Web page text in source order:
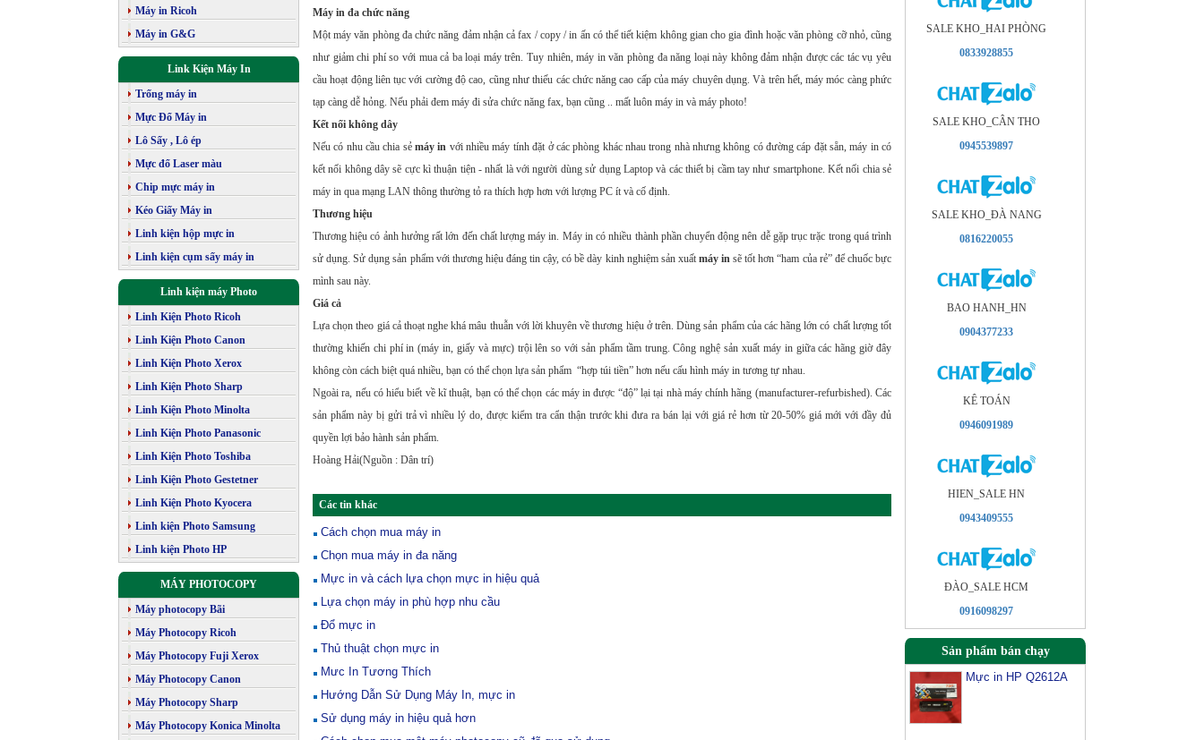
Máy in Ricoh
Máy in G&G
Link Kiện Máy In
Trống máy in
Mực Đổ Máy in
Lô Sấy , Lô ép
Mực đổ Laser màu
Chip mực máy in
Kéo Giấy Máy in
Linh kiện hộp mực in
Linh kiện cụm sấy máy in
Linh kiện máy Photo
Linh Kiện Photo Ricoh
Linh Kiện Photo Canon
Linh Kiện Photo Xerox
Linh Kiện Photo Sharp
Linh Kiện Photo Minolta
Linh Kiện Photo Panasonic
Linh Kiện Photo Toshiba
Linh Kiện Photo Gestetner
Linh Kiện Photo Kyocera
Linh kiện Photo Samsung
Linh kiện Photo HP
MÁY PHOTOCOPY
Máy photocopy Bãi
Máy Photocopy Ricoh
Máy Photocopy Fuji Xerox
Máy Photocopy Canon
Máy Photocopy Sharp
Máy Photocopy Konica Minolta
Máy in đa chức năng
Một máy văn phòng đa chức năng đảm nhận cả fax / copy / in ấn có thể tiết kiệm không gian cho gia đình hoặc văn phòng cỡ nhỏ, cũng
như giảm chi phí so với mua cả ba loại máy trên. Tuy nhiên, máy in văn phòng đa năng loại này không đảm nhận được các tác vụ yêu
cầu hoạt động liên tục với cường độ cao, cũng như thiếu các chức năng cao cấp của máy chuyên dụng. Và trên hết, máy móc càng phức
tạp càng dễ hỏng. Nếu phải đem máy đi sửa chức năng fax, bạn cũng .. mất luôn máy in và máy photo!
Kết nối không dây
Nếu có nhu cầu chia sẻmáy in với nhiều máy tính đặt ở các phòng khác nhau trong nhà nhưng không có đường cáp đặt sẵn, máy in có
kết nối không dây sẽ cực kì thuận tiện - nhất là với người dùng sử dụng Laptop và các thiết bị cầm tay như smartphone. Kết nối chia sẻ
máy in qua mạng LAN thông thường tỏ ra thích hợp hơn với lượng PC ít và cố định.
Thương hiệu
Thương hiệu có ảnh hưởng rất lớn đến chất lượng máy in. Máy in có nhiều thành phần chuyển động nên dễ gặp trục trặc trong quá trình
sử dụng. Sử dụng sản phẩm với thương hiệu đáng tin cậy, có bề dày kinh nghiệm sản xuất máy in sẽ tốt hơn “ham của rẻ” để chuốc bực
mình sau này.
Giá cả
Lựa chọn theo giá cả thoạt nghe khá mâu thuẫn với lời khuyên về thương hiệu ở trên. Dùng sản phẩm của các hãng lớn có chất lượng tốt
thường khiến chi phí in (máy in, giấy và mực) trội lên so với sản phẩm tầm trung. Công nghệ sản xuất máy in giữa các hãng giờ đây
không còn cách biệt quá nhiều, bạn có thể chọn lựa sản phẩm “hợp túi tiền” hơn nếu cấu hình máy in tương tự nhau.
Ngoài ra, nếu có hiểu biết về kĩ thuật, bạn có thể chọn các máy in được “độ” lại tại nhà máy chính hãng (manufacturer-refurbished). Các
sản phẩm này bị gửi trả vì nhiều lý do, được kiểm tra cẩn thận trước khi đưa ra bán lại với giá rẻ hơn từ 20-50% giá mới với đầy đủ
quyền lợi bảo hành sản phẩm.
Hoàng Hải(Nguồn : Dân trí)
Các tin khác
Cách chọn mua máy in
Chọn mua máy in đa năng
Mực in và cách lựa chọn mực in hiệu quả
Lựa chọn máy in phù hợp nhu cầu
Đổ mực in
Thủ thuật chọn mực in
Mưc In Tương Thích
Hướng Dẫn Sử Dụng Máy In, mực in
Sử dụng máy in hiệu quả hơn
SALE KHO_HAI PHÒNG
0833928855
SALE KHO_CÂN THO
0945539897
SALE KHO_ÐÀ NANG
0816220055
BAO HANH_HN
0904377233
KÊ TOÁN
0946091989
HIEN_SALE HN
0943409555
ÐÀO_SALE HCM
0916098297
Sản phẩm bán chạy
Mực in HP Q2612A